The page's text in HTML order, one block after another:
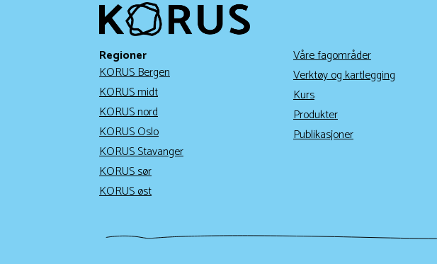
Regioner
KORUS Bergen
KORUS midt
KORUS nord
KORUS Oslo
KORUS Stavanger
KORUS sør
KORUS øst
Våre fagområder
Verktøy og kartlegging
Kurs
Produkter
Publikasjoner